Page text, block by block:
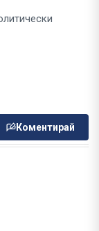
Коментирай